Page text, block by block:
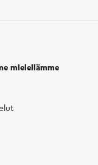
mielellämme